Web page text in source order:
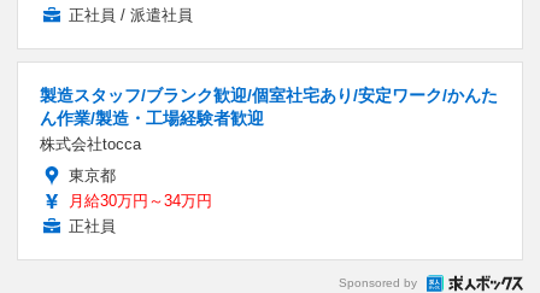
正社員 / 派遣社員
製造スタッフ/ブランク歓迎/個室社宅あり/安定ワーク/かんた
ん作業/製造・工場経験者歓迎
株式会社tocca
東京都
月給30万円～34万円
正社員
Sponsored by